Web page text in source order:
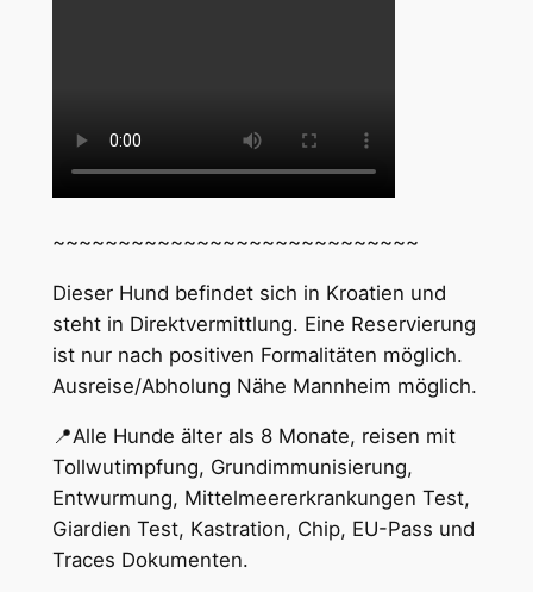
~~~~~~~~~~~~~~~~~~~~~~~~~~~~
Dieser Hund befindet sich in Kroatien und
steht in Direktvermittlung. Eine Reservierung
ist nur nach positiven Formalitäten möglich.
Ausreise/Abholung Nähe Mannheim möglich.
📍Alle Hunde älter als 8 Monate, reisen mit
Tollwutimpfung, Grundimmunisierung,
Entwurmung, Mittelmeererkrankungen Test,
Giardien Test, Kastration, Chip, EU-Pass und
Traces Dokumenten.